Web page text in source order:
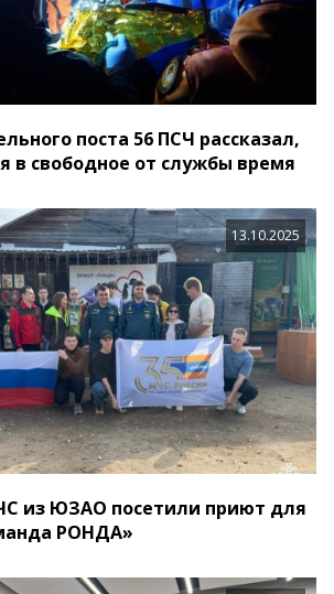
поста 56 ПСЧ рассказал,
в свободное от службы время
13.10.2025
из ЮЗАО посетили приют для
РОНДА»